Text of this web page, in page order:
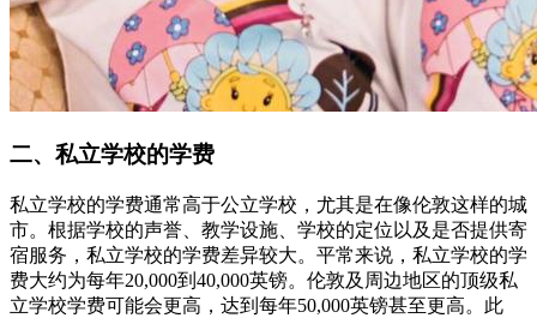
二、私立学校的学费
私立学校的学费通常高于公立学校，尤其是在像伦敦这样的城
市。根据学校的声誉、教学设施、学校的定位以及是否提供寄
宿服务，私立学校的学费差异较大。平常来说，私立学校的学
费大约为每年20,000到40,000英镑。伦敦及周边地区的顶级私
立学校学费可能会更高，达到每年50,000英镑甚至更高。此